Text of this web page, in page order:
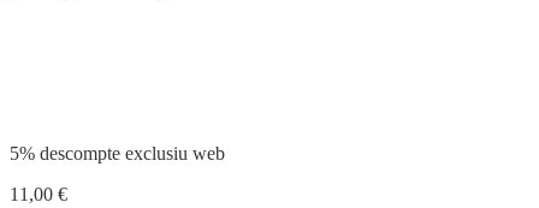
5% descompte exclusiu web
11,00 €